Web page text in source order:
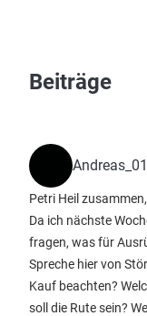
Beiträge
Andreas_01
Petri Heil zusammen,
Da ich nächste
fragen, was für
Spreche hier von
Kauf beachten?
soll die Rute sein?